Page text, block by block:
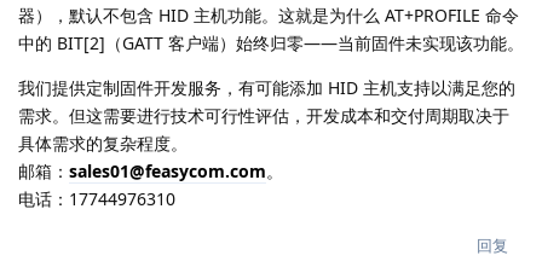
器），默认不包含 HID 主机功能。这就是为什么 AT+PROFILE 命令
中的 BIT[2]（GATT 客户端）始终归零——当前固件未实现该功能。
我们提供定制固件开发服务，有可能添加 HID 主机支持以满足您的
需求。但这需要进行技术可行性评估，开发成本和交付周期取决于
具体需求的复杂程度。
邮箱： sales01@feasycom.com。
电话：17744976310
回复